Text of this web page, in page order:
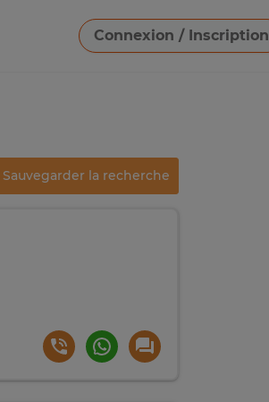
Connexion / Inscription
Télécharger une image
Sauvegarder la recherche